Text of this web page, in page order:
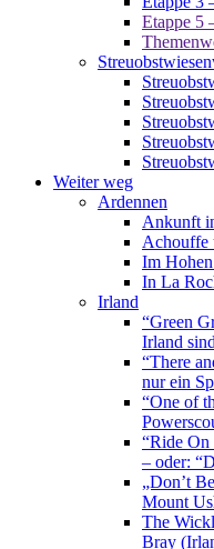
Etappe 5
Weiter weg
Ardennen
Ankunft
Achouffe
Im
In La
Irland
“Green
Irland
“There
nur ein
“One of
“Ride On
– oder:
„Don’t
Mount
The
Bray